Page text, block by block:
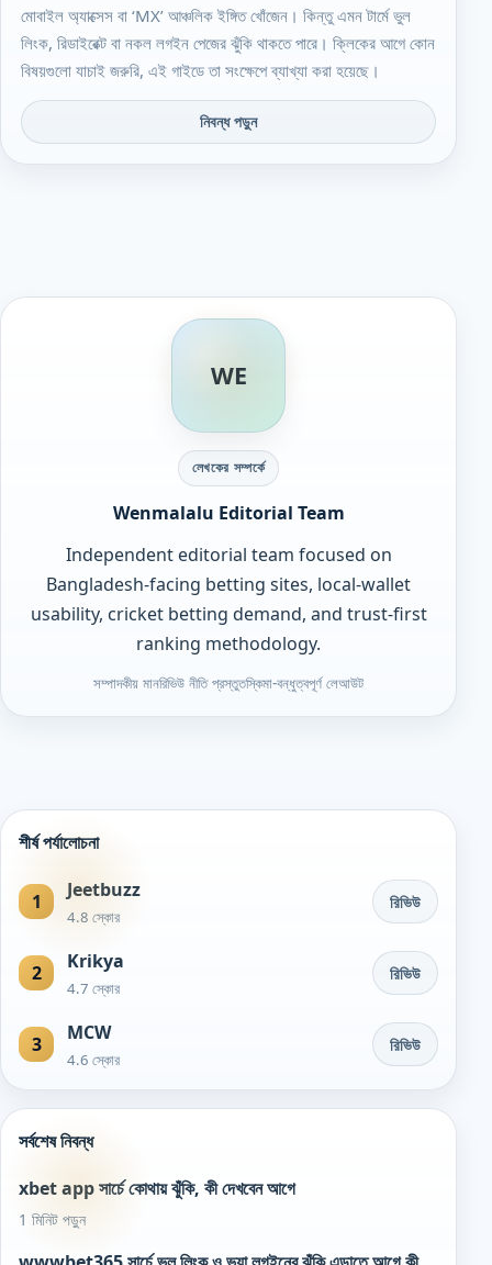
মোবাইল অ্যাক্সেস বা ‘MX’ আঞ্চলিক ইঙ্গিত খোঁজেন। কিন্তু এমন টার্মে ভুল
লিংক, রিডাইরেক্ট বা নকল লগইন পেজের ঝুঁকি থাকতে পারে। ক্লিকের আগে কোন
বিষয়গুলো যাচাই জরুরি, এই গাইডে তা সংক্ষেপে ব্যাখ্যা করা হয়েছে।
নিবন্ধ পড়ুন
WE
লেখকের সম্পর্কে
Wenmalalu Editorial Team
Independent editorial team focused on
Bangladesh-facing betting sites, local-wallet
usability, cricket betting demand, and trust-first
ranking methodology.
সম্পাদকীয় মানরিভিউ নীতি প্রস্তুতস্কিমা-বন্ধুত্বপূর্ণ লেআউট
শীর্ষ পর্যালোচনা
1 Jeetbuzz
4.8 স্কোর
রিভিউ
2 Krikya
4.7 স্কোর
রিভিউ
3 MCW
4.6 স্কোর
রিভিউ
সর্বশেষ নিবন্ধ
xbet app সার্চে কোথায় ঝুঁকি, কী দেখবেন আগে
1 মিনিট পড়ুন